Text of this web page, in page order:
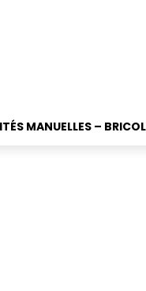
MANUELLES –